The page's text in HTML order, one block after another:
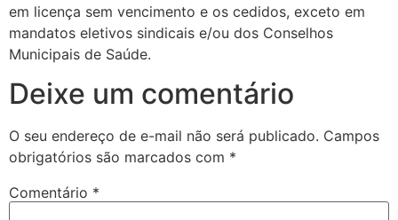
em licença sem vencimento e os cedidos, exceto em
mandatos eletivos sindicais e/ou dos Conselhos
Municipais de Saúde.
Deixe um comentário
O seu endereço de e-mail não será publicado. Campos
obrigatórios são marcados com *
Comentário *